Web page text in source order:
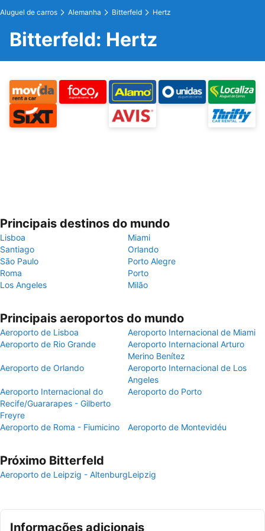
Aluguel de carros Alemanha Bitterfeld Hertz
Bitterfeld: Hertz
Principais destinos do mundo
Lisboa
Miami
Santiago
Orlando
São Paulo
Porto Alegre
Roma
Porto
Los Angeles
Milão
Principais aeroportos do mundo
Aeroporto de Lisboa
Aeroporto Internacional de Miami
Aeroporto de Rio Grande
Aeroporto Internacional Arturo
Merino Benítez
Aeroporto de Orlando
Aeroporto Internacional de Los
Angeles
Aeroporto Internacional do
Recife/Guararapes - Gilberto
Freyre
Aeroporto do Porto
Aeroporto de Roma - Fiumicino Aeroporto de Montevidéu
Próximo Bitterfeld
Aeroporto de Leipzig - AltenburgLeipzig
Informações adicionais